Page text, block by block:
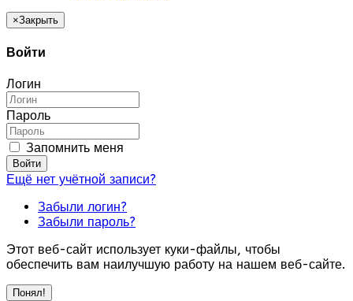
×Закрыть
Войти
Логин
Пароль
Запомнить меня
Войти
Ещё нет учётной записи?
Забыли логин?
Забыли пароль?
Этот веб-сайт использует куки-файлы, чтобы
обеспечить вам наилучшую работу на нашем веб-сайте.
Понял!